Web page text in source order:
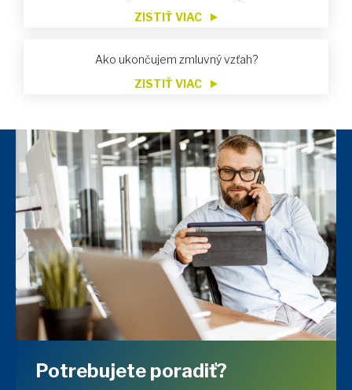
ZISTIŤ VIAC
Ako ukončujem zmluvný vzťah?
ZISTIŤ VIAC
Potrebujete poradiť?